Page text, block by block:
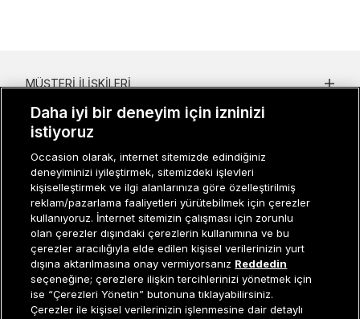
Müşteri İlişkileri0 850 800 01 20
MÜŞTERI İLIŞKILERI
KURUMSAL
GRUP MARKALAR
ERKEK KATEGORILER
Daha iyi bir deneyim için izninizi
istiyoruz
Occasion olarak, internet sitemizde edindiğiniz
deneyiminizi iyileştirmek, sitemizdeki işlevleri
kişiselleştirmek ve ilgi alanlarınıza göre özelleştirilmiş
reklam/pazarlama faaliyetleri yürütebilmek için çerezler
kullanıyoruz. İnternet sitemizin çalışması için zorunlu
olan çerezler dışındaki çerezlerin kullanımına ve bu
çerezler aracılığıyla elde edilen kişisel verilerinizin yurt
dışına aktarılmasına onay vermiyorsanız Reddedin
seçeneğine; çerezlere ilişkin tercihlerinizi yönetmek için
ise “Çerezleri Yönetin” butonuna tıklayabilirsiniz.
Çerezler ile kişisel verilerinizin işlenmesine dair detaylı